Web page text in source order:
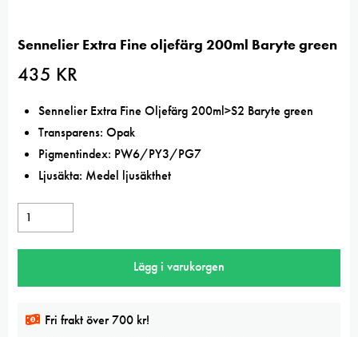
Sennelier Extra Fine oljefärg 200ml Baryte green
435 KR
Sennelier Extra Fine Oljefärg 200ml>S2 Baryte green
Transparens: Opak
Pigmentindex: PW6/PY3/PG7
Ljusäkta: Medel ljusäkthet
Sennelier
Extra
Fine
200ml
green
Lägg i varukorgen
Fri frakt över 700 kr!